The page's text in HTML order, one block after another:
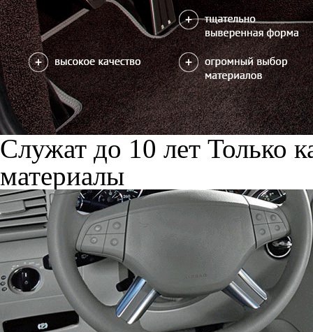
Служат до 10 лет Только
материалы